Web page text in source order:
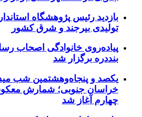
بازدید رئیس پژوهشگاه
تولیدی بیرجند و شرق کشور
پیاده‌روی خانوادگی اصحاب
بنددره برگزار شد
یکصد و پنجاه‌وهشتمین شب
خراسان جنوبی؛ شمارش
چهارم آغاز شد